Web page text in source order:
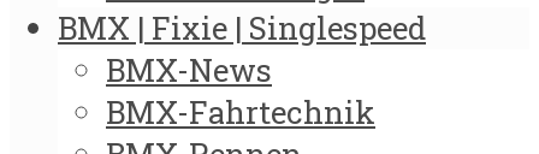
BMX | Fixie | Singlespeed
BMX-News
BMX-Fahrtechnik